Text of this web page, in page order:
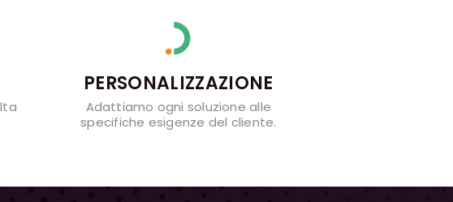
PERSONALIZZAZIONE
Adattiamo ogni soluzione alle
specifiche esigenze del cliente.